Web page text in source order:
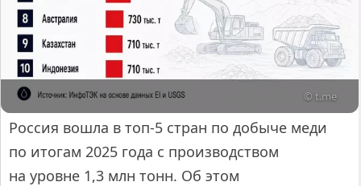
© t.me
Россия вошла в топ-5 стран по добыче меди
по итогам 2025 года с производством
на уровне 1,3 млн тонн. Об этом